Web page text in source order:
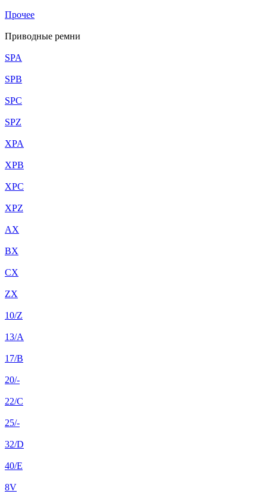
Прочее
Приводные ремни
SPA
SPB
SPC
SPZ
XPA
XPB
XPC
XPZ
AX
BX
CX
ZX
10/Z
13/A
17/B
20/-
22/C
25/-
32/D
40/E
8V